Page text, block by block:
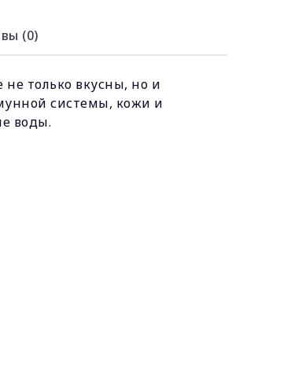
(0)
не только вкусны, но и
системы, кожи и
воды.